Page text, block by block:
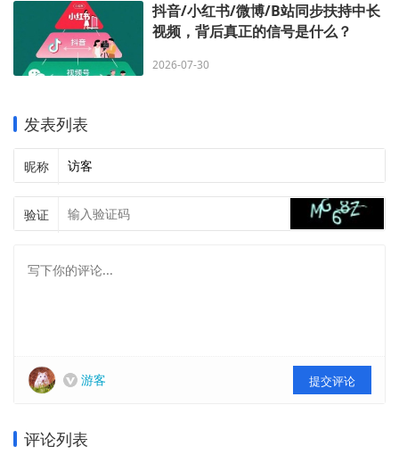
抖音/小红书/微博/B站同步扶持中长
视频，背后真正的信号是什么？
2026-07-30
发表列表
昵称
验证
游客 提交评论
评论列表